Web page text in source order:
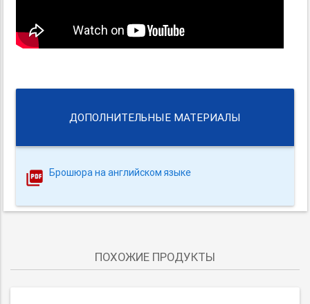
ДОПОЛНИТЕЛЬНЫЕ МАТЕРИАЛЫ
Брошюра на английском языке
ПОХОЖИЕ ПРОДУКТЫ